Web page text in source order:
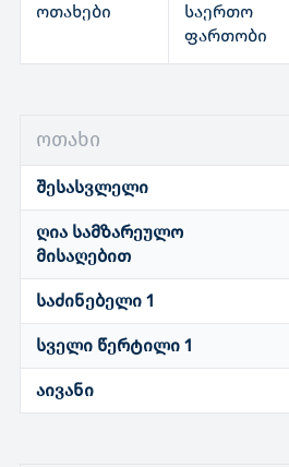
ოთახები
საერთო
ფართობი
ოთახი
შესასვლელი
ღია სამზარეულო
მისაღებით
საძინებელი 1
სველი წერტილი 1
აივანი